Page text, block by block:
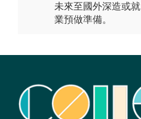
未來至國外深造或就
業預做準備。